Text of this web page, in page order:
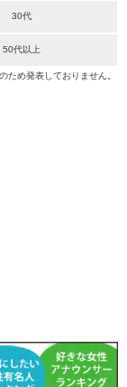
30代
50代以上
め発表しておりません。